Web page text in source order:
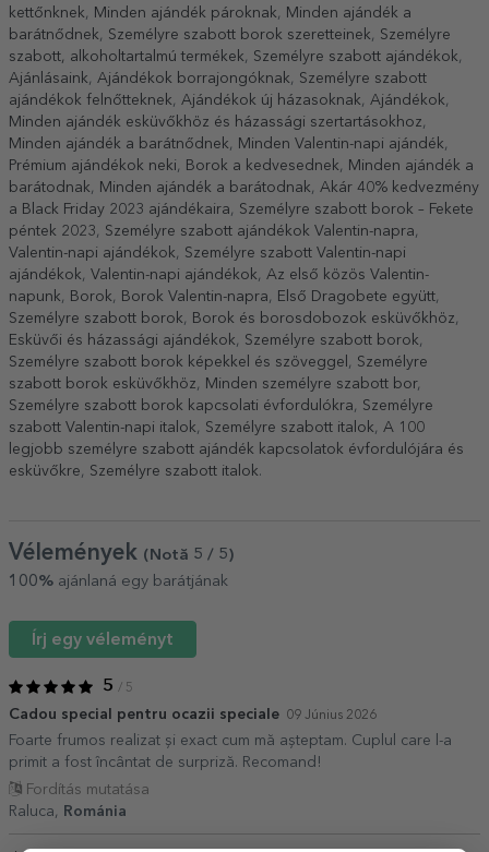
kettőnknek, Minden ajándék pároknak, Minden ajándék a
barátnődnek, Személyre szabott borok szeretteinek, Személyre
szabott, alkoholtartalmú termékek, Személyre szabott ajándékok,
Ajánlásaink, Ajándékok borrajongóknak, Személyre szabott
ajándékok felnőtteknek, Ajándékok új házasoknak, Ajándékok,
Minden ajándék esküvőkhöz és házassági szertartásokhoz,
Minden ajándék a barátnődnek, Minden Valentin-napi ajándék,
Prémium ajándékok neki, Borok a kedvesednek, Minden ajándék a
barátodnak, Minden ajándék a barátodnak, Akár 40% kedvezmény
a Black Friday 2023 ajándékaira, Személyre szabott borok – Fekete
péntek 2023, Személyre szabott ajándékok Valentin-napra,
Valentin-napi ajándékok, Személyre szabott Valentin-napi
ajándékok, Valentin-napi ajándékok, Az első közös Valentin-
napunk, Borok, Borok Valentin-napra, Első Dragobete együtt,
Személyre szabott borok, Borok és borosdobozok esküvőkhöz,
Esküvői és házassági ajándékok, Személyre szabott borok,
Személyre szabott borok képekkel és szöveggel , Személyre
szabott borok esküvőkhöz, Minden személyre szabott bor,
Személyre szabott borok kapcsolati évfordulókra, Személyre
szabott Valentin-napi italok, Személyre szabott italok, A 100
legjobb személyre szabott ajándék kapcsolatok évfordulójára és
esküvőkre, Személyre szabott italok.
Vélemények (Notă 5 / 5 )
100% ajánlaná egy barátjának
Írj egy véleményt
5 / 5
Cadou special pentru ocazii speciale 09 Június 2026
Foarte frumos realizat și exact cum mă așteptam. Cuplul care l-a
primit a fost încântat de surpriză. Recomand!
Fordítás mutatása
Raluca,
Románia